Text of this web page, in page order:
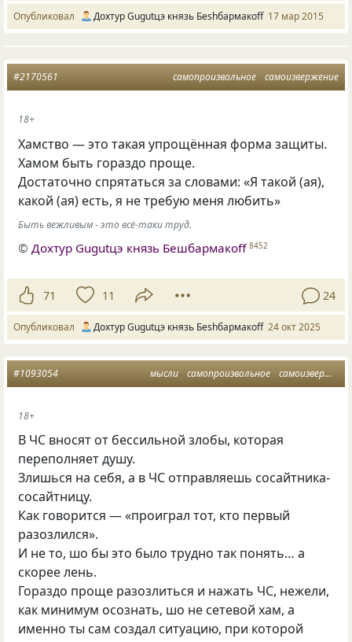
Опубликовал Дохтур Gugutцэ князь Беshбармакоff 17 мар 2015
самопроизвольное самоизвержение
#2170561
18+
Хамство — это такая упрощённая форма защиты.
Хамом быть гораздо проще.
Достаточно спрятаться за словами: «Я такой (ая),
какой (ая) есть, я не требую меня любить»
Быть вежливым - это всё-таки труд.
©Дохтур Gugutцэ князь Бешбармакоff 8452
71 11 24
Опубликовал Дохтур Gugutцэ князь Беshбармакоff 24 окт 2025
мысли самопроизвольное самоизвержение
#1093054
18+
В ЧС вносят от бессильной злобы, которая
переполняет душу.
Злишься на себя, а в ЧС отправляешь сосайтника-
сосайтницу.
Как говорится — «проиграл тот, кто первый
разозлился».
И не то, шо бы это было трудно так понять… а
скорее лень.
Гораздо проще разозлиться и нажать ЧС, нежели,
как минимум осознать, шо не сетевой хам, а
именно ты сам создал ситуацию, при которой